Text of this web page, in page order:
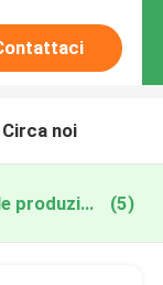
Circa noi
15ml clear amber empty ampoule produzione online (5)